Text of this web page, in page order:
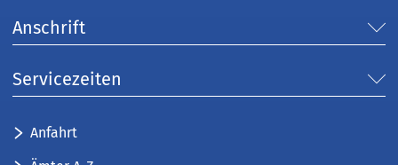
Anschrift
Servicezeiten
Anfahrt